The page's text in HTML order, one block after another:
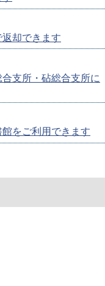
却できます
支所・砧総合支所に
をご利用できます